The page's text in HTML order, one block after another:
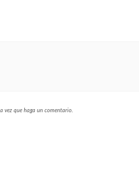
vez que haga un comentario.